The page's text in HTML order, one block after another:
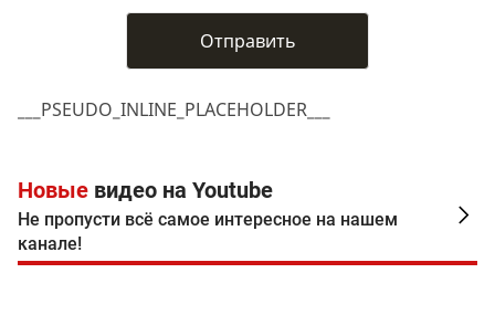
___PSEUDO_INLINE_PLACEHOLDER___
Новые видео на Youtube
Не пропусти всё самое интересное на нашем
канале!